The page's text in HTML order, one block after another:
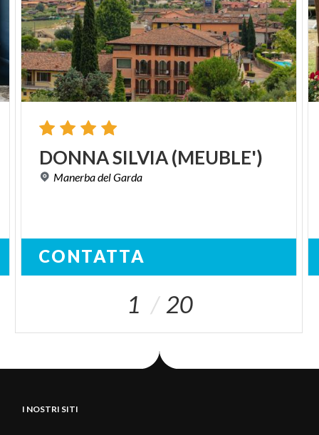
DONNASILVIA(MEUBLE')
ManerbadelGarda
CONTATTA
1 20
I NOSTRI SITI